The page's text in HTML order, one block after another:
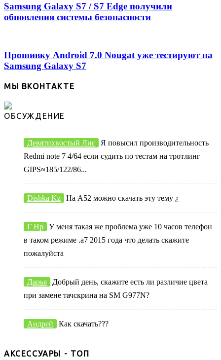
Samsung Galaxy S7 / S7 Edge получили
обновления системы безопасности
Прошивку Android 7.0 Nougat уже тестируют на
Samsung Galaxy S7
МЫ ВКОНТАКТЕ
ОБСУЖДЕНИЕ
Девятихвостый Лис
Я повысил производительность
Redmi note 7 4/64 если судить по тестам на тротлинг
GIPS≈185/122/86...
Dishka Kz На А52 можно скачать эту тему ¿
Г Нр
У меня такая же проблема уже 10 часов телефон
в таком режиме .а7 2015 года что делать скажите
пожалуйста
Дарья
Добрый день, скажите есть ли различие цвета
при замене тачскрина на SM G977N?
Андрей Как скачать???
АКСЕССУАРЫ - ТОП